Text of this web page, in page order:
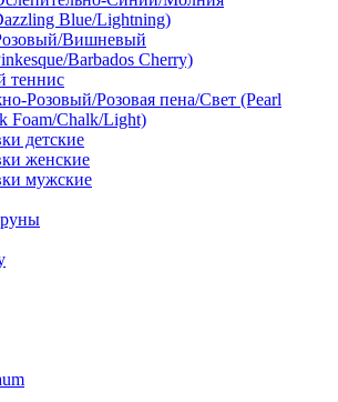
Blue/Lightning)
Вишневый
Barbados Cherry)
теннис
Розовый/Розовая пена/Свет (Pearl
Foam/Chalk/Light)
детские
женские
мужские